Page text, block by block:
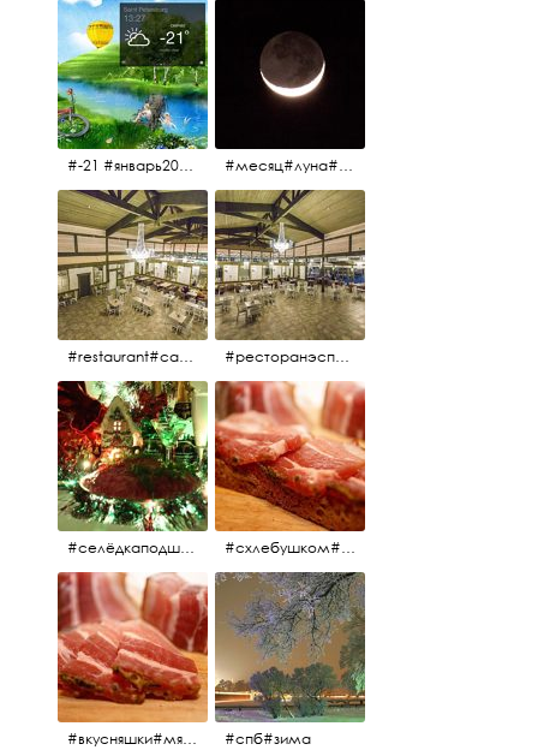
#-21 #январь2017 #зима2017 #санктпетербург2017 #месяц#луна#африканскаялуна#moon#moon🌙
#restaurant#candidates #aspila #restaurantaspils ресторан#ресторанэспиля#эспланада#концертнаяэстрада #ресторанэспиля#restaurantaspils#aspila#candidates#эспланада#концертнаяэстрада
#селёдкаподшубой#основноеблюдо#новыйгод#шампанское#праздник #схлебушком#мясо
#вкусняшки#мясо #спб#зима